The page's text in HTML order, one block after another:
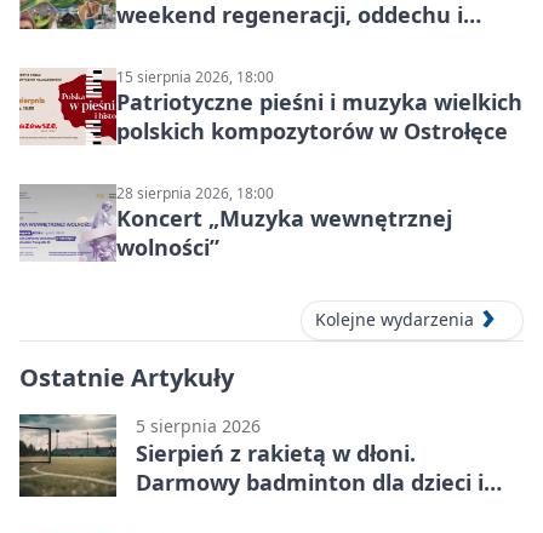
weekend regeneracji, oddechu i
15 sierpnia 2026, 18:00
Patriotyczne pieśni i muzyka wielkich
polskich kompozytorów w Ostrołęce
28 sierpnia 2026, 18:00
Koncert „Muzyka wewnętrznej
wolności”
Kolejne wydarzenia
Ostatnie Artykuły
5 sierpnia 2026
Sierpień z rakietą w dłoni.
Darmowy badminton dla dzieci i